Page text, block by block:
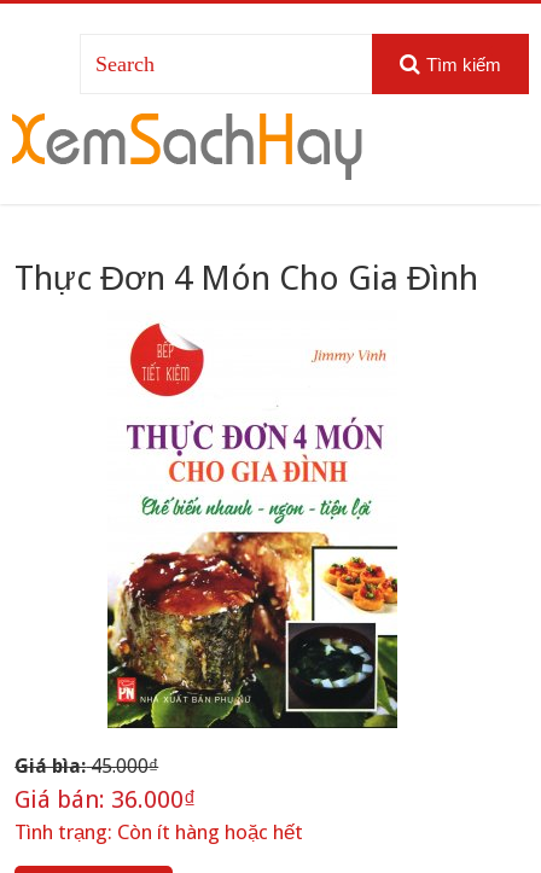
Tìm kiếm
Thực Đơn 4 Món Cho Gia Đình
Giá bìa:45.000₫
Giá bán: 36.000₫
Tình trạng: Còn ít hàng hoặc hết